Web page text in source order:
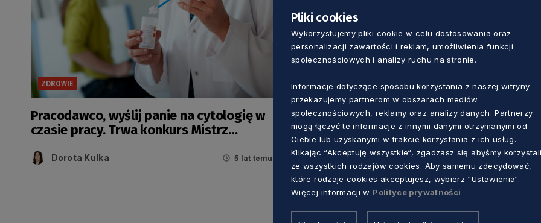
ZDROWIE
Pracodawco, wyślij panie na cytologię w
czasie pracy. Trwa konkurs Mistrz
Dorota Kulka 5 lat temu
Pliki cookies
Wykorzystujemy pliki cookie w celu dostosowania oraz
personalizacji zawartości i reklam, umożliwienia funkcji
społecznościowych i analizy ruchu na stronie.
Informacje dotyczące sposobu korzystania z naszej witryny
przekazujemy partnerom w obszarach mediów
społecznościowych, reklamy oraz analizy danych. Partnerzy
mogą łączyć te informacje z innymi danymi otrzymanymi od
Ciebie lub uzyskanymi w trakcie korzystania z ich usług.
Klikając “Akceptuję wszystkie“, zgadzasz się abyśmy
ze wszystkich rodzajów cookies. Aby samemu zdecydować,
które rodzaje cookies akceptujesz, wybierz “Ustawienia“.
Więcej informacji w Polityce prywatności